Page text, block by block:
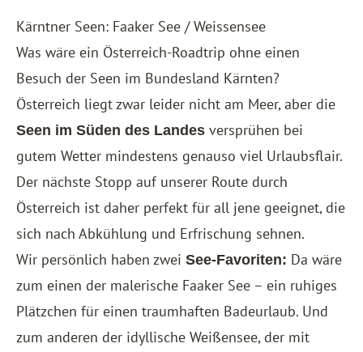
Kärntner Seen: Faaker See / Weissensee
Was wäre ein Österreich-Roadtrip ohne einen
Besuch der Seen im Bundesland Kärnten?
Österreich liegt zwar leider nicht am Meer, aber die
Seen im Süden des Landes versprühen bei
gutem Wetter mindestens genauso viel Urlaubsflair.
Der nächste Stopp auf unserer Route durch
Österreich ist daher perfekt für all jene geeignet, die
sich nach Abkühlung und Erfrischung sehnen.
Wir persönlich haben zwei See-Favoriten: Da wäre
zum einen der malerische Faaker See – ein ruhiges
Plätzchen für einen traumhaften Badeurlaub. Und
zum anderen der idyllische Weißensee, der mit